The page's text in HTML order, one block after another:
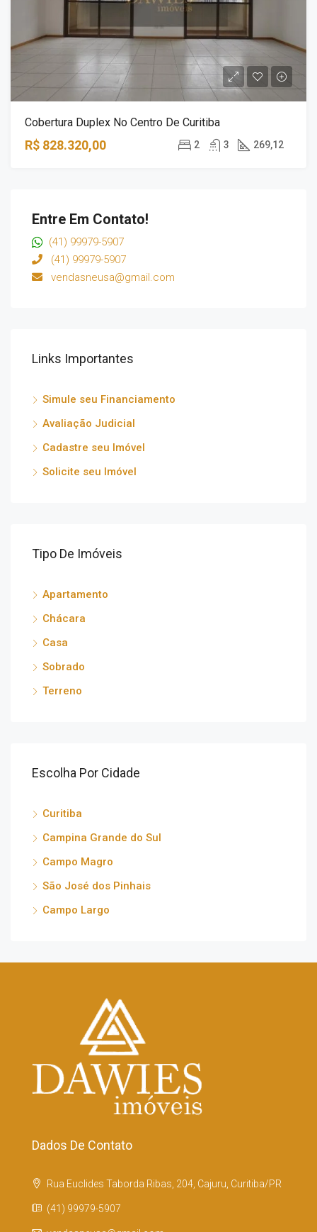
Cobertura Duplex No Centro De Curitiba
R$ 828.320,00 2 3 269,12
Entre Em Contato!
(41) 99979-5907
(41) 99979-5907
vendasneusa@gmail.com
Links Importantes
Simule seu Financiamento
Avaliação Judicial
Cadastre seu Imóvel
Solicite seu Imóvel
Tipo De Imóveis
Apartamento
Chácara
Casa
Sobrado
Terreno
Escolha Por Cidade
Curitiba
Campina Grande do Sul
Campo Magro
São José dos Pinhais
Campo Largo
Dados De Contato
Rua Euclides Taborda Ribas, 204, Cajuru, Curitiba/PR
(41) 99979-5907